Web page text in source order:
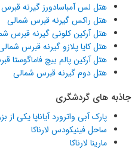
هتل لس آمباسادورز گیرنه
هتل راکس گیرنه قبرس شمالی
هتل آرکین کلونی گیرنه قبرس
هتل کایا پلازو گیرنه قبرس
هتل آرکین پالم بیچ فاماگوستا
هتل دوم گیرنه قبرس شمالی
جاذبه های گردشگری
پارک آبی واترورد آیاناپا یکی از
ساحل فینیکودس لارناکا
مارینا لارناکا